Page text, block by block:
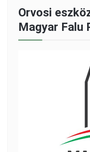
Orvosi
Magyar Falu